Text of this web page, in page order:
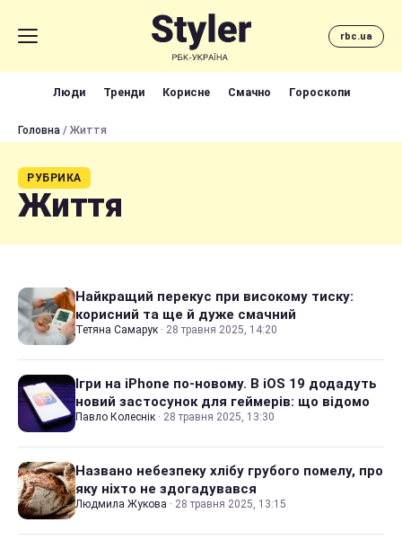
rbc.ua
Люди Тренди Корисне Смачно Гороскопи
Головна / Життя
РУБРИКА
Життя
Найкращий перекус при високому тиску:
корисний та ще й дуже смачний
Тетяна Самарук · 28 травня 2025, 14:20
Ігри на iPhone по-новому. В iOS 19 додадуть
новий застосунок для геймерів: що відомо
Павло Колеснік · 28 травня 2025, 13:30
Названо небезпеку хлібу грубого помелу, про
яку ніхто не здогадувався
Людмила Жукова · 28 травня 2025, 13:15